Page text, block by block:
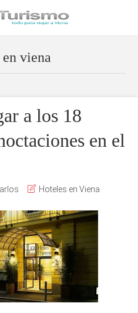
viena
a los 18
en el
Hoteles en Viena